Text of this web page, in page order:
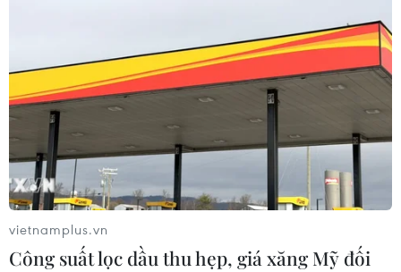
Sập công trình tại Cuba khiến 2
người tử vong
07/08/2026 01:48
Đảng Cộng hòa đề xuất dự luật trao
thêm thẩm quyền thuế quan cho ông
Trump
07/08/2026 00:33
vietnamplus.vn
Công suất lọc dầu thu hẹp, giá xăng Mỹ đối